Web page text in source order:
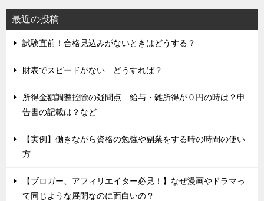
最近の投稿
試験直前！合格見込みがないときはどうする？
財表でスピードがない…どうすれば？
所得金額調整控除の疑問点 給与・雑所得が０円の時は？申
告書の記載は？など
【実例】働きながら資格の勉強や副業をする時の時間の使い
方
【ブロガー、アフィリエイター必見！】なぜ漫画やドラマっ
て同じような展開なのに面白いの？